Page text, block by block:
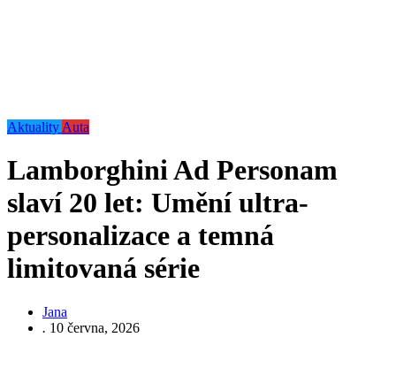
Aktuality Auta
Lamborghini Ad Personam
slaví 20 let: Umění ultra-
personalizace a temná
limitovaná série
Jana
. 10 června, 2026